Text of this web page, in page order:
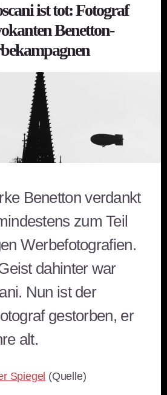
ist tot: Fotograf
Benetton-
Benetton verdankt
zum Teil
Werbefotografien.
dahinter war
Nun ist der
gestorben, er
alt.
Spiegel (Quelle)